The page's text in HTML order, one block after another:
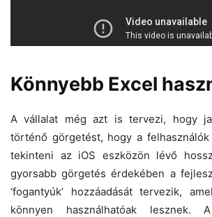
Könnyebb Excel
A vállalat még azt is tervezi, hogy
történő görgetést, hogy a
tekinteni az iOS eszközön lévő
gyorsabb görgetés érdekében a
‘fogantyúk’ hozzáadását tervezik,
könnyen használhatóak lesznek.